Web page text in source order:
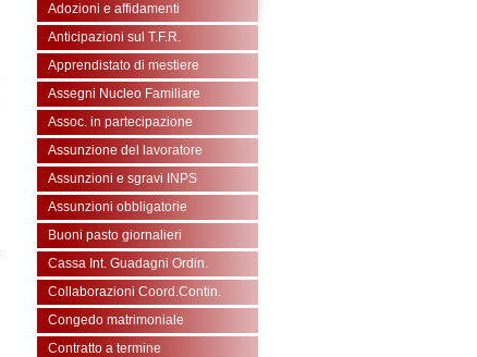
Adozioni e affidamenti
Anticipazioni sul T.F.R.
Apprendistato di mestiere
Assegni Nucleo Familiare
Assoc. in partecipazione
Assunzione del lavoratore
Assunzioni e sgravi INPS
Assunzioni obbligatorie
Buoni pasto giornalieri
Cassa Int. Guadagni Ordin.
Collaborazioni Coord.Contin.
Congedo matrimoniale
Contratto a termine